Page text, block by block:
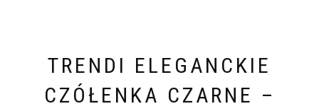
TRENDI ELEGANCKIE
CZÓŁENKA CZARNE –